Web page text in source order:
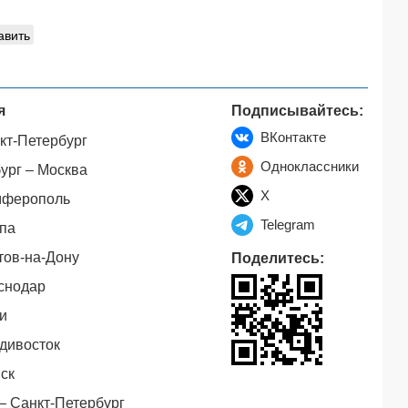
Петербург
– Москва
на-Дону
Санкт-Петербург
Подписывайтесь:
ВКонтакте
Одноклассники
X
Telegram
Поделитесь: